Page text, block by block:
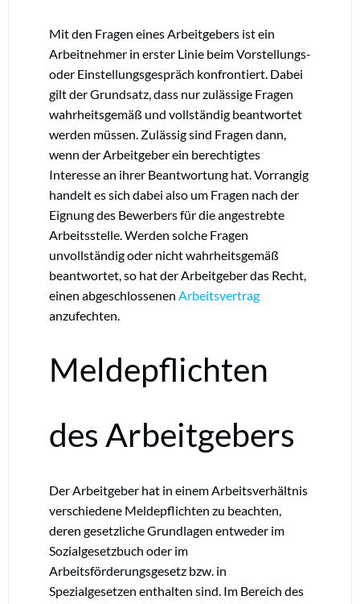
Mit den Fragen eines Arbeitgebers ist ein
Arbeitnehmer in erster Linie beim Vorstellungs-
oder Einstellungsgespräch konfrontiert. Dabei
gilt der Grundsatz, dass nur zulässige Fragen
wahrheitsgemäß und vollständig beantwortet
werden müssen. Zulässig sind Fragen dann,
wenn der Arbeitgeber ein berechtigtes
Interesse an ihrer Beantwortung hat. Vorrangig
handelt es sich dabei also um Fragen nach der
Eignung des Bewerbers für die angestrebte
Arbeitsstelle. Werden solche Fragen
unvollständig oder nicht wahrheitsgemäß
beantwortet, so hat der Arbeitgeber das Recht,
einen abgeschlossenen Arbeitsvertrag
anzufechten.
Meldepflichten
des Arbeitgebers
Der Arbeitgeber hat in einem Arbeitsverhältnis
verschiedene Meldepflichten zu beachten,
deren gesetzliche Grundlagen entweder im
Sozialgesetzbuch oder im
Arbeitsförderungsgesetz bzw. in
Spezialgesetzen enthalten sind. Im Bereich des